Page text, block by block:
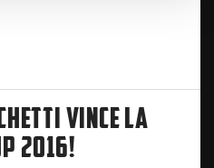
VINCE LA
2016!